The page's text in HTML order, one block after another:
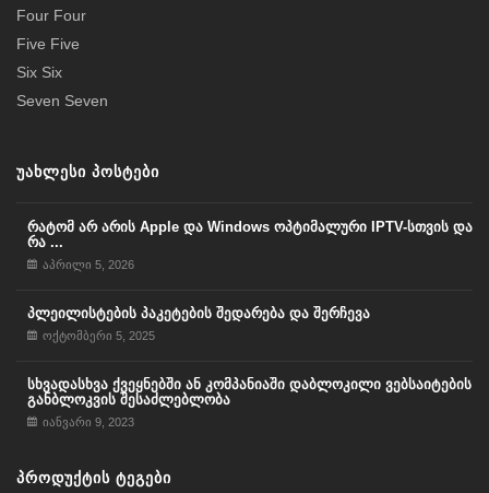
Four Four
Five Five
Six Six
Seven Seven
ᲣᲐᲮᲚᲔᲡᲘ ᲞᲝᲡᲢᲔᲑᲘ
რატომ არ არის Apple და Windows ოპტიმალური IPTV-სთვის და
რა ...
აპრილი 5, 2026
პლეილისტების პაკეტების შედარება და შერჩევა
ოქტომბერი 5, 2025
სხვადასხვა ქვეყნებში ან კომპანიაში დაბლოკილი ვებსაიტების
განბლოკვის შესაძლებლობა
იანვარი 9, 2023
ᲞᲠᲝᲓᲣᲥᲢᲘᲡ ᲢᲔᲒᲔᲑᲘ